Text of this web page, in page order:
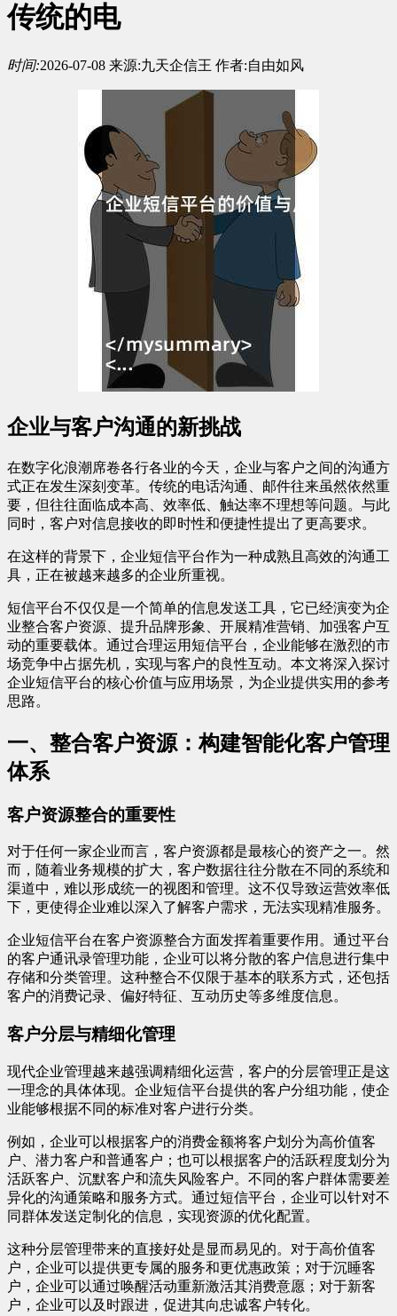
传统的电
时间:2026-07-08 来源:九天企信王 作者:自由如风
企业与客户沟通的新挑战
在数字化浪潮席卷各行各业的今天，企业与客户之间的沟通方
式正在发生深刻变革。传统的电话沟通、邮件往来虽然依然重
要，但往往面临成本高、效率低、触达率不理想等问题。与此
同时，客户对信息接收的即时性和便捷性提出了更高要求。
在这样的背景下，企业短信平台作为一种成熟且高效的沟通工
具，正在被越来越多的企业所重视。
短信平台不仅仅是一个简单的信息发送工具，它已经演变为企
业整合客户资源、提升品牌形象、开展精准营销、加强客户互
动的重要载体。通过合理运用短信平台，企业能够在激烈的市
场竞争中占据先机，实现与客户的良性互动。本文将深入探讨
企业短信平台的核心价值与应用场景，为企业提供实用的参考
思路。
一、整合客户资源：构建智能化客户管理
体系
客户资源整合的重要性
对于任何一家企业而言，客户资源都是最核心的资产之一。然
而，随着业务规模的扩大，客户数据往往分散在不同的系统和
渠道中，难以形成统一的视图和管理。这不仅导致运营效率低
下，更使得企业难以深入了解客户需求，无法实现精准服务。
企业短信平台在客户资源整合方面发挥着重要作用。通过平台
的客户通讯录管理功能，企业可以将分散的客户信息进行集中
存储和分类管理。这种整合不仅限于基本的联系方式，还包括
客户的消费记录、偏好特征、互动历史等多维度信息。
客户分层与精细化管理
现代企业管理越来越强调精细化运营，客户的分层管理正是这
一理念的具体体现。企业短信平台提供的客户分组功能，使企
业能够根据不同的标准对客户进行分类。
例如，企业可以根据客户的消费金额将客户划分为高价值客
户、潜力客户和普通客户；也可以根据客户的活跃程度划分为
活跃客户、沉默客户和流失风险客户。不同的客户群体需要差
异化的沟通策略和服务方式。通过短信平台，企业可以针对不
同群体发送定制化的信息，实现资源的优化配置。
这种分层管理带来的直接好处是显而易见的。对于高价值客
户，企业可以提供更专属的服务和更优惠政策；对于沉睡客
户，企业可以通过唤醒活动重新激活其消费意愿；对于新客
户，企业可以及时跟进，促进其向忠诚客户转化。